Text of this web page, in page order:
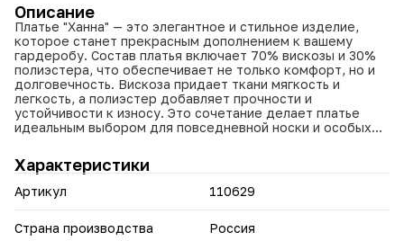
Описание
Платье "Ханна" — это элегантное и стильное изделие,
которое станет прекрасным дополнением к вашему
гардеробу. Состав платья включает 70% вискозы и 30%
полиэстера, что обеспечивает не только комфорт, но и
долговечность. Вискоза придает ткани мягкость и
легкость, а полиэстер добавляет прочности и
устойчивости к износу. Это сочетание делает платье
идеальным выбором для повседневной носки и особых
Дизайн и стиль
Платье "Ханна" представлено в четырех привлекательных
Эти оттенки легко вписываются в любой гардероб и
Характеристики
Артикул 110629
Страна производства Россия